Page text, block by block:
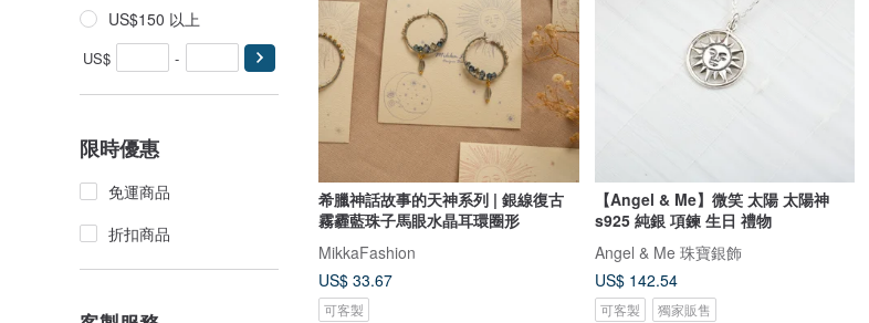
US$150 以上
US$ -
限時優惠
免運商品
折扣商品
希臘神話故事的天神系列 | 銀線復古
霧霾藍珠子馬眼水晶耳環圈形
MikkaFashion
US$ 33.67
可客製
【Angel & Me】微笑 太陽 太陽神
s925 純銀 項鍊 生日 禮物
Angel & Me 珠寶銀飾
US$ 142.54
可客製 獨家販售